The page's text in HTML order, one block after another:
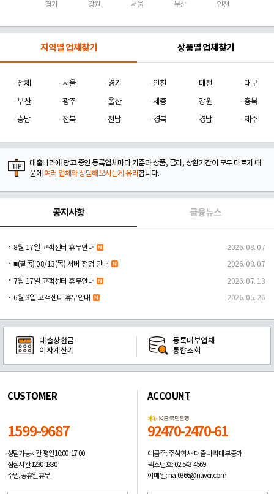
경기 강원 서울 부산 인천
지역별 업체찾기 상품별 업체찾기
전체 서울 경기 인천 대전
대구
부산
광주 울산 세종 강원
충북
충남
전북 전남 경북 경남 제주
대출나라에 광고 중인 등록업체마다 기준과 상품, 금리, 상환기간이 모두 다르기 때
문에 여러 업체와 상담해보시는게 유리합니다.
공지사항 금융뉴스
8월 17일 고객센터 휴무안내 2026. 08. 07
■(필독) 08/13(목) 서버 점검 안내 2026. 08. 07
7월 17일 고객센터 휴무안내 2026. 07. 13
6월 3일 고객센터 휴무안내 2026. 05. 26
대출상환금
이자계산기
등록대부업체
통합조회
CUSTOMER
1599-9687
상담가능시간: 평일10:00 -17:00
점심시간: 12:30 - 13:30
주말, 공휴일 휴무
ACCOUNT
92470-2470-61
예금주: 주식회사 대출나라대부중개
팩스번호: 02-543-4569
이메일: na-0366@naver.com